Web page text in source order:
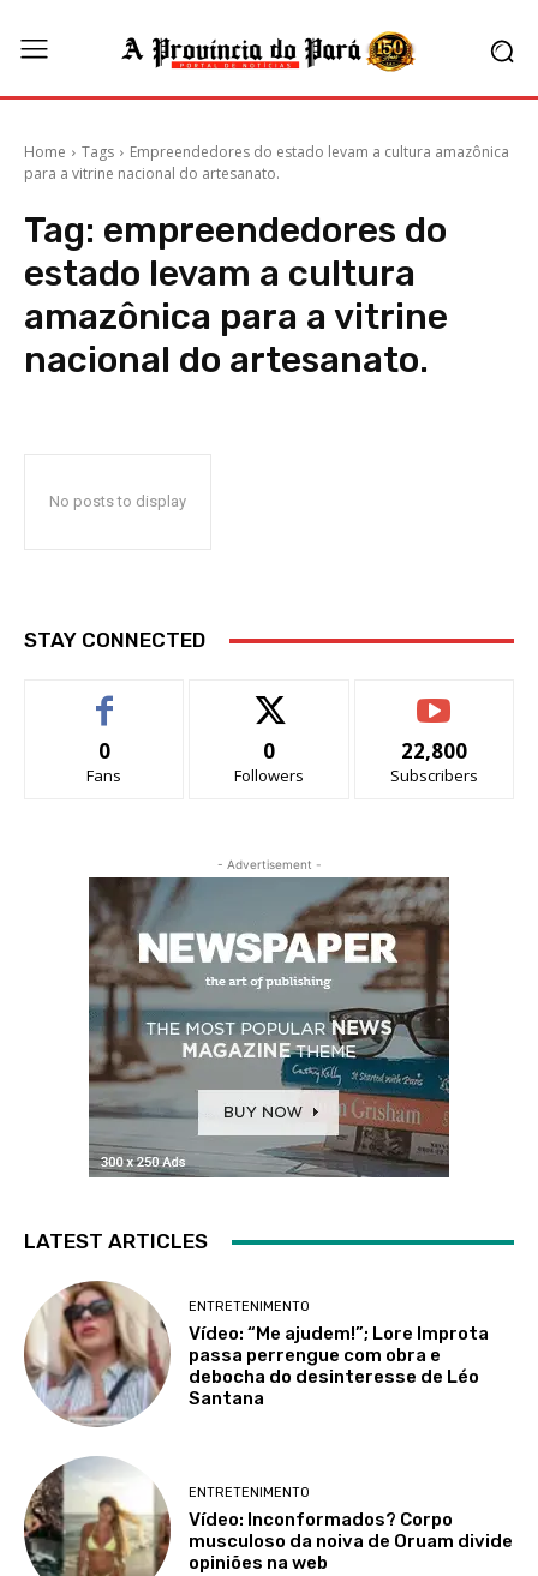
Home Tags
Empreendedores do estado levam a cultura amazônica
para a vitrine nacional do artesanato.
Tag: empreendedores do
estado levam a cultura
amazônica para a vitrine
nacional do artesanato.
No posts to display
STAY CONNECTED
0
Fans
0
Followers
22,800
Subscribers
- Advertisement -
LATEST ARTICLES
ENTRETENIMENTO
Vídeo: “Me ajudem!”; Lore Improta
passa perrengue com obra e
debocha do desinteresse de Léo
Santana
ENTRETENIMENTO
Vídeo: Inconformados? Corpo
musculoso da noiva de Oruam divide
opiniões na web